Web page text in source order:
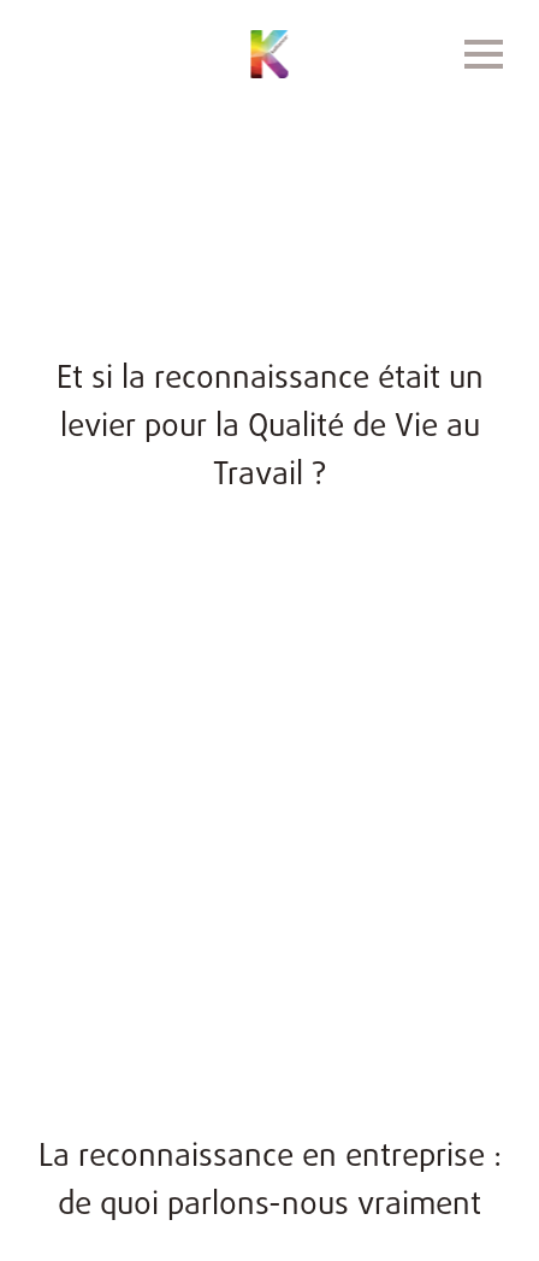
Et si la reconnaissance était un
levier pour la Qualité de Vie au
Travail ?
La reconnaissance en entreprise :
de quoi parlons-nous vraiment